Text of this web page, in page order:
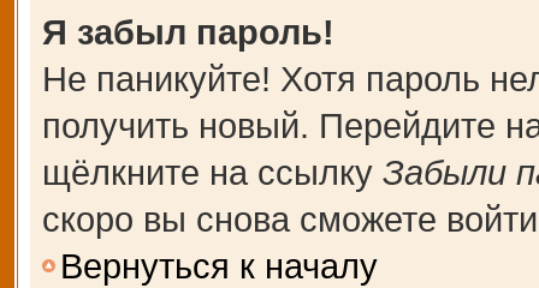
Я забыл пароль!
Не паникуйте! Хотя пароль
получить новый. Перейдите
щёлкните на ссылку Забыли
скоро вы снова сможете
Вернуться к началу